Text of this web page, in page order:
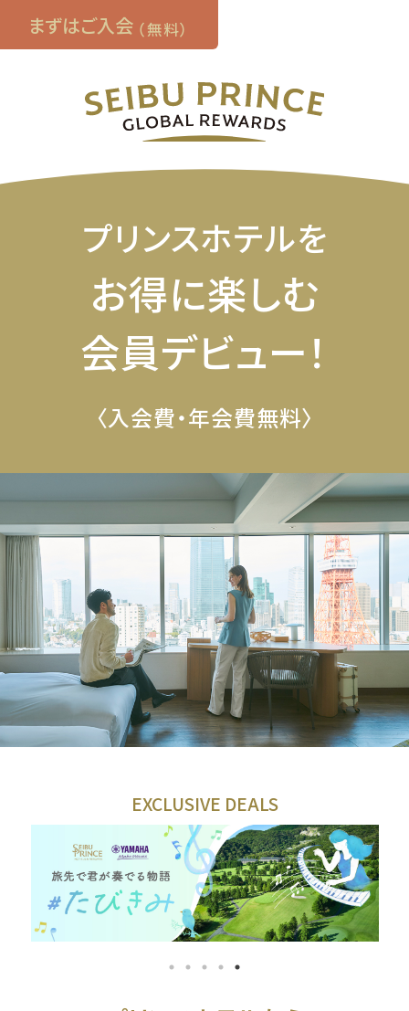
プリンスホテルを
お得に楽しむ
会員デビュー！
〈入会費・年会費無料〉
まずはご入会 （無料）
EXCLUSIVE DEALS